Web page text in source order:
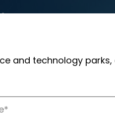
and technology parks,